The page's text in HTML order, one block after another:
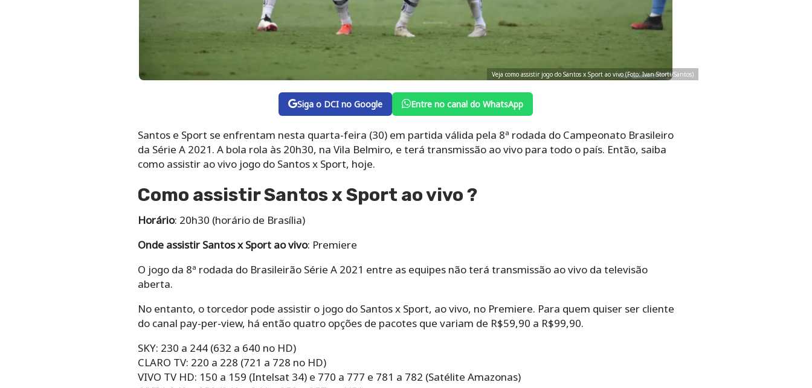
Veja como assistir jogo do Santos x Sport ao vivo (Foto: Ivan Storti/Santos)
Siga o DCI no Google Entre no canal do WhatsApp
Santos e Sport se enfrentam nesta quarta-feira (30) em partida válida pela 8ª rodada do Campeonato Brasileiro
da Série A 2021. A bola rola às 20h30, na Vila Belmiro, e terá transmissão ao vivo para todo o país. Então, saiba
como assistir ao vivo jogo do Santos x Sport, hoje.
Como assistir Santos x Sport ao vivo ?
Horário: 20h30 (horário de Brasília)
Onde assistir Santos x Sport ao vivo: Premiere
O jogo da 8ª rodada do Brasileirão Série A 2021 entre as equipes não terá transmissão ao vivo da televisão
aberta.
No entanto, o torcedor pode assistir o jogo do Santos x Sport, ao vivo, no Premiere. Para quem quiser ser cliente
do canal pay-per-view, há então quatro opções de pacotes que variam de R$59,90 a R$99,90.
SKY: 230 a 244 (632 a 640 no HD)
CLARO TV: 220 a 228 (721 a 728 no HD)
VIVO TV HD: 150 a 159 (Intelsat 34) e 770 a 777 e 781 a 782 (Satélite Amazonas)